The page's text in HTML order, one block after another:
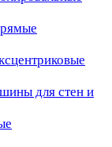
для стен и